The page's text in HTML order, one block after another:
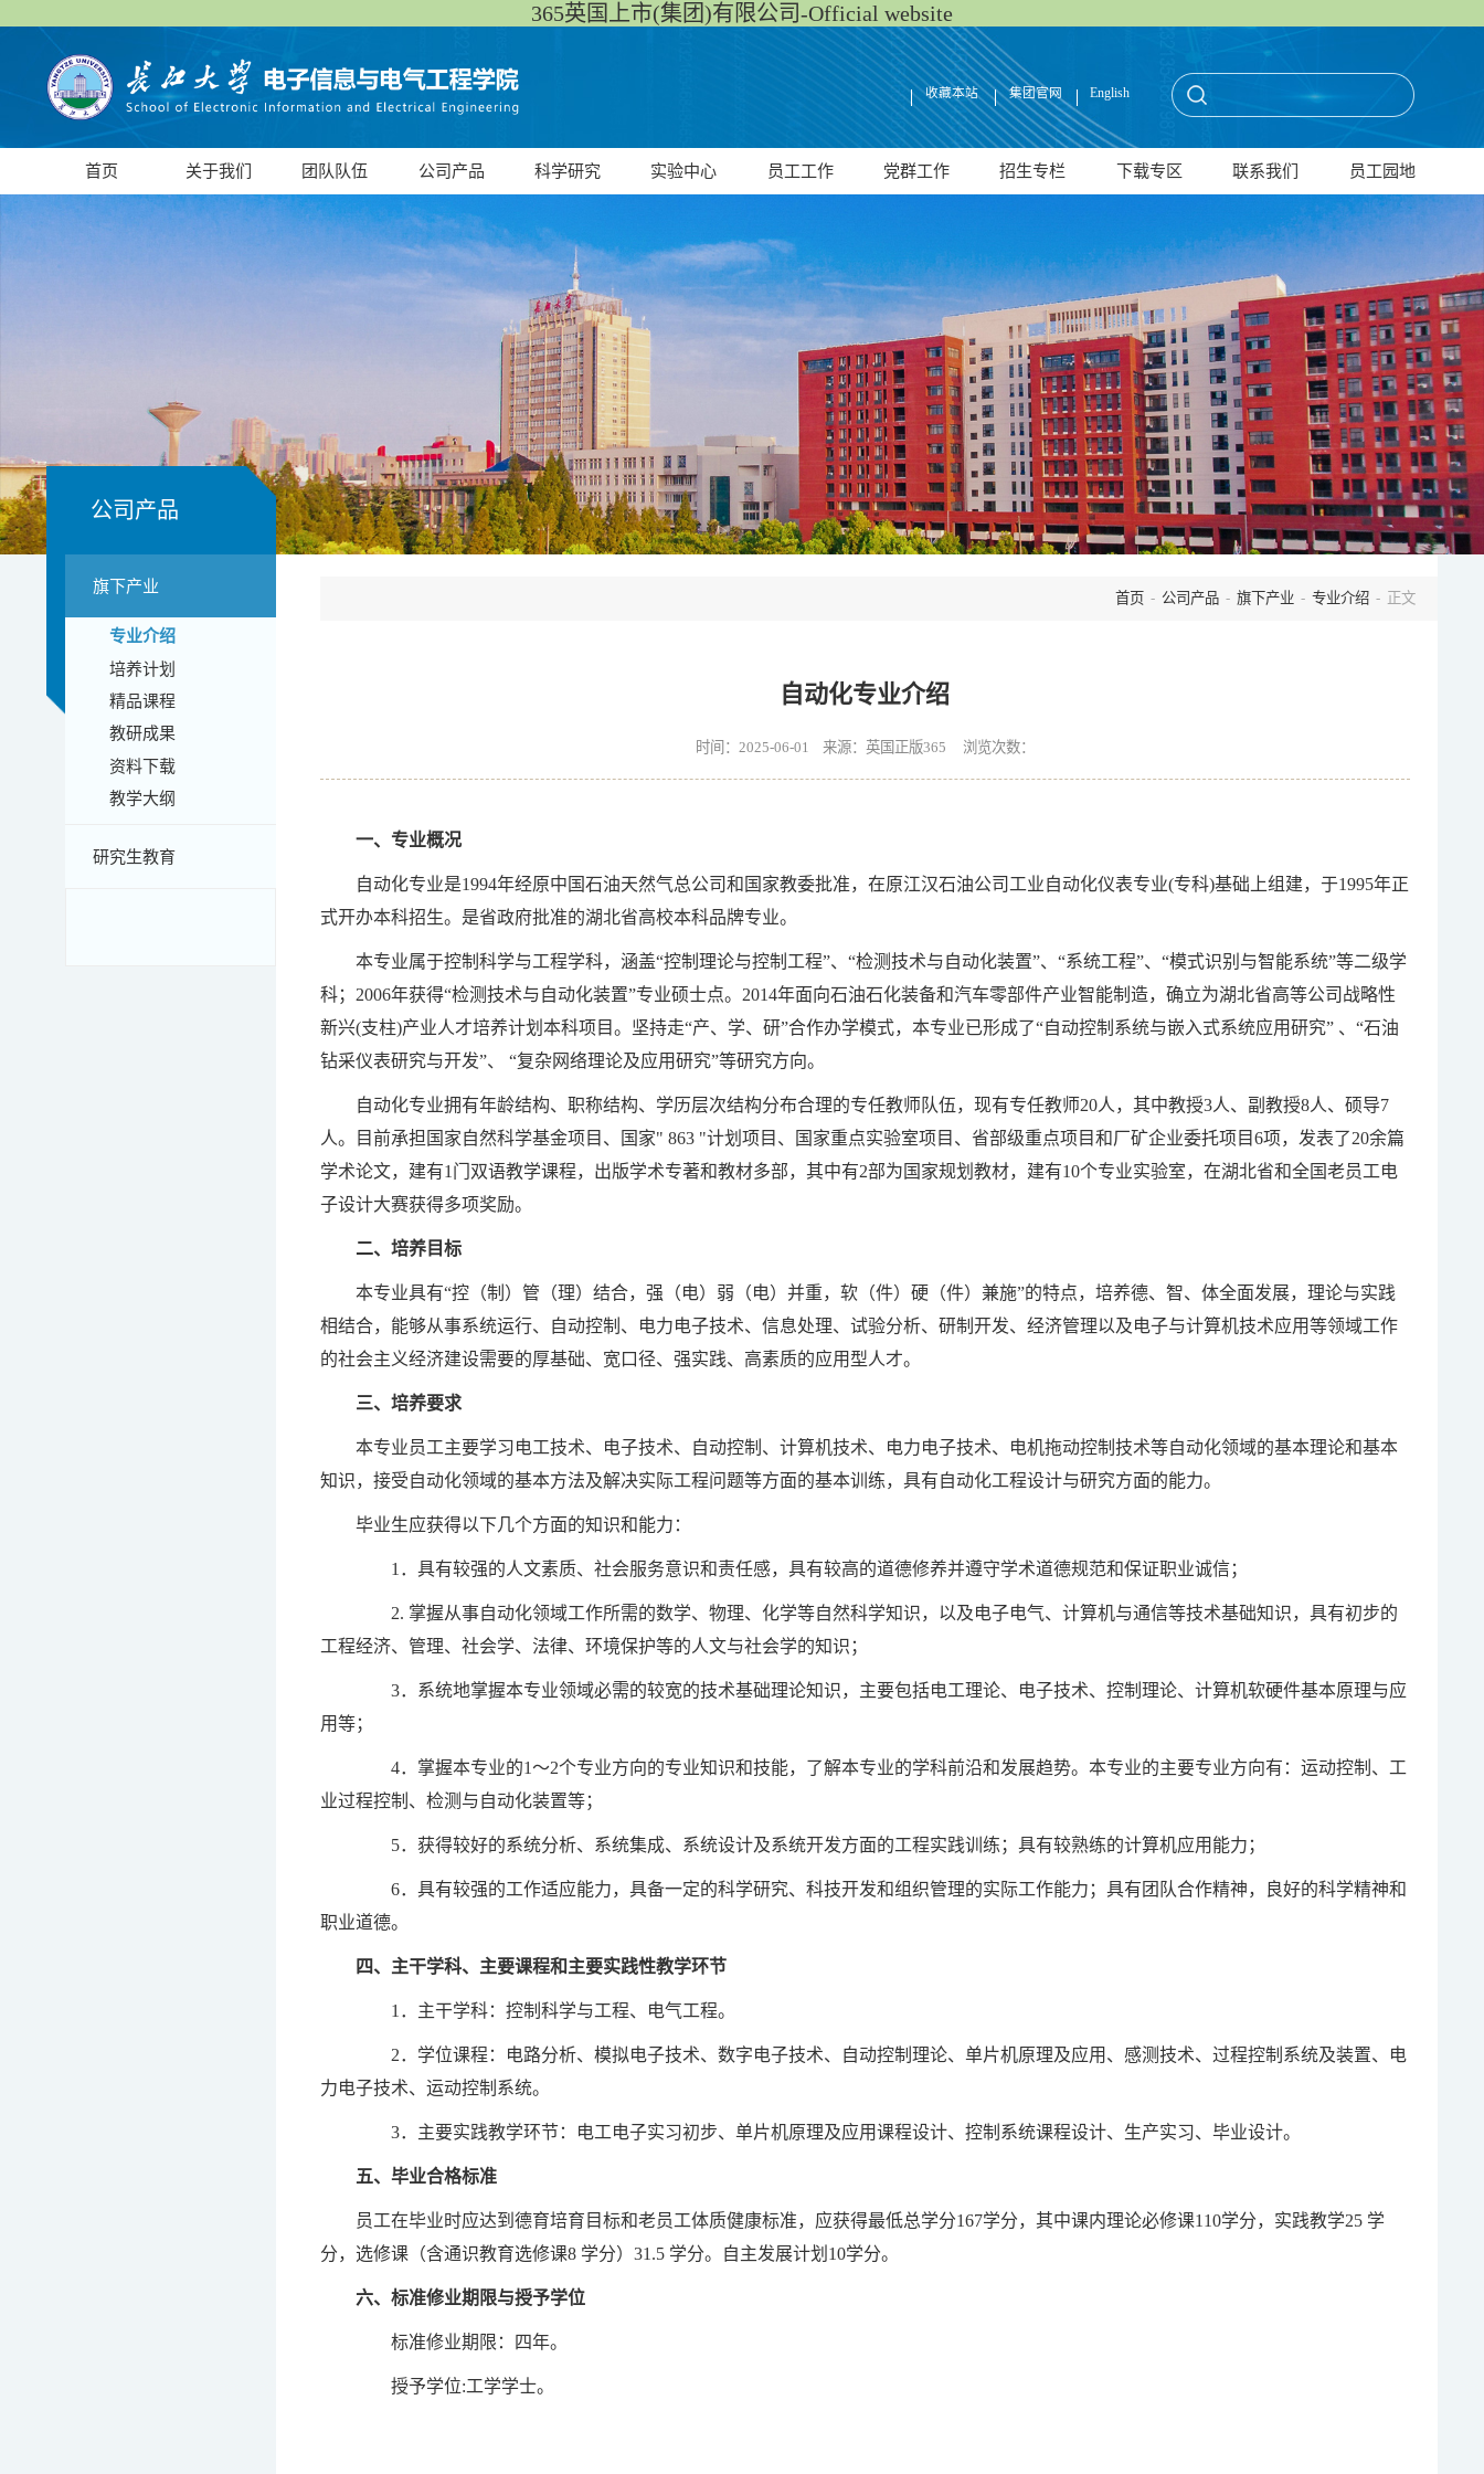
365英国上市(集团)有限公司-Official website
收藏本站 集团官网 English
首页 关于我们 团队队伍 公司产品 科学研究 实验中心 员工工作 党群工作 招生专栏 下载专区 联系我们 员工园地
公司产品
旗下产业
专业介绍
培养计划
精品课程
教研成果
资料下载
教学大纲
研究生教育
首页 - 公司产品 - 旗下产业 - 专业介绍 - 正文
自动化专业介绍
时间：2025-06-01 来源：英国正版365 浏览次数：
一、专业概况
自动化专业是1994年经原中国石油天然气总公司和国家教委批准，在原江汉石油公司工业自动化仪表专业(专科)基础上组建，于1995年正
式开办本科招生。是省政府批准的湖北省高校本科品牌专业。
本专业属于控制科学与工程学科，涵盖“控制理论与控制工程”、“检测技术与自动化装置”、“系统工程”、“模式识别与智能系统”等二级学
科；2006年获得“检测技术与自动化装置”专业硕士点。2014年面向石油石化装备和汽车零部件产业智能制造，确立为湖北省高等公司战略性
新兴(支柱)产业人才培养计划本科项目。坚持走“产、学、研”合作办学模式，本专业已形成了“自动控制系统与嵌入式系统应用研究” 、“石油
钻采仪表研究与开发”、 “复杂网络理论及应用研究”等研究方向。
自动化专业拥有年龄结构、职称结构、学历层次结构分布合理的专任教师队伍，现有专任教师20人，其中教授3人、副教授8人、硕导7
人。目前承担国家自然科学基金项目、国家" 863 "计划项目、国家重点实验室项目、省部级重点项目和厂矿企业委托项目6项，发表了20余篇
学术论文，建有1门双语教学课程，出版学术专著和教材多部，其中有2部为国家规划教材，建有10个专业实验室，在湖北省和全国老员工电
子设计大赛获得多项奖励。
二、培养目标
本专业具有“控（制）管（理）结合，强（电）弱（电）并重，软（件）硬（件）兼施”的特点，培养德、智、体全面发展，理论与实践
相结合，能够从事系统运行、自动控制、电力电子技术、信息处理、试验分析、研制开发、经济管理以及电子与计算机技术应用等领域工作
的社会主义经济建设需要的厚基础、宽口径、强实践、高素质的应用型人才。
三、培养要求
本专业员工主要学习电工技术、电子技术、自动控制、计算机技术、电力电子技术、电机拖动控制技术等自动化领域的基本理论和基本
知识，接受自动化领域的基本方法及解决实际工程问题等方面的基本训练，具有自动化工程设计与研究方面的能力。
毕业生应获得以下几个方面的知识和能力：
1．具有较强的人文素质、社会服务意识和责任感，具有较高的道德修养并遵守学术道德规范和保证职业诚信；
2. 掌握从事自动化领域工作所需的数学、物理、化学等自然科学知识，以及电子电气、计算机与通信等技术基础知识，具有初步的
工程经济、管理、社会学、法律、环境保护等的人文与社会学的知识；
3．系统地掌握本专业领域必需的较宽的技术基础理论知识，主要包括电工理论、电子技术、控制理论、计算机软硬件基本原理与应
用等；
4．掌握本专业的1～2个专业方向的专业知识和技能，了解本专业的学科前沿和发展趋势。本专业的主要专业方向有：运动控制、工
业过程控制、检测与自动化装置等；
5．获得较好的系统分析、系统集成、系统设计及系统开发方面的工程实践训练；具有较熟练的计算机应用能力；
6．具有较强的工作适应能力，具备一定的科学研究、科技开发和组织管理的实际工作能力；具有团队合作精神，良好的科学精神和
职业道德。
四、主干学科、主要课程和主要实践性教学环节
1．主干学科：控制科学与工程、电气工程。
2．学位课程：电路分析、模拟电子技术、数字电子技术、自动控制理论、单片机原理及应用、感测技术、过程控制系统及装置、电
力电子技术、运动控制系统。
3．主要实践教学环节：电工电子实习初步、单片机原理及应用课程设计、控制系统课程设计、生产实习、毕业设计。
五、毕业合格标准
员工在毕业时应达到德育培育目标和老员工体质健康标准，应获得最低总学分167学分，其中课内理论必修课110学分，实践教学25 学
分，选修课（含通识教育选修课8 学分）31.5 学分。自主发展计划10学分。
六、标准修业期限与授予学位
标准修业期限：四年。
授予学位:工学学士。